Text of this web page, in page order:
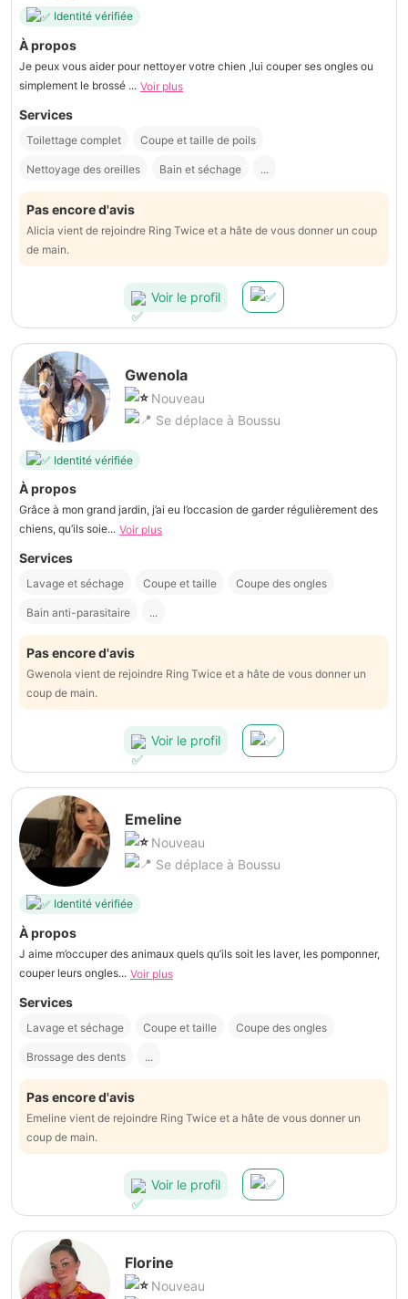
Identité vérifiée
À propos
Je peux vous aider pour nettoyer votre chien ,lui couper ses ongles ou
simplement le brossé ... Voir plus
Services
Toilettage complet Coupe et taille de poils
Nettoyage des oreilles Bain et séchage ...
Pas encore d'avis
Alicia vient de rejoindre Ring Twice et a hâte de vous donner un coup
de main.
Voir le profil
Gwenola
Nouveau
Se déplace à Boussu
Identité vérifiée
À propos
Grâce à mon grand jardin, j’ai eu l’occasion de garder régulièrement des
chiens, qu’ils soie... Voir plus
Services
Lavage et séchage Coupe et taille Coupe des ongles
Bain anti-parasitaire ...
Pas encore d'avis
Gwenola vient de rejoindre Ring Twice et a hâte de vous donner un
coup de main.
Voir le profil
Emeline
Nouveau
Se déplace à Boussu
Identité vérifiée
À propos
J aime m’occuper des animaux quels qu’ils soit les laver, les pomponner,
couper leurs ongles... Voir plus
Services
Lavage et séchage Coupe et taille Coupe des ongles
Brossage des dents ...
Pas encore d'avis
Emeline vient de rejoindre Ring Twice et a hâte de vous donner un
coup de main.
Voir le profil
Florine
Nouveau